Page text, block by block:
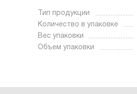
Тип продукции
Количество в упаковке
Вес упаковки
Объем упаковки